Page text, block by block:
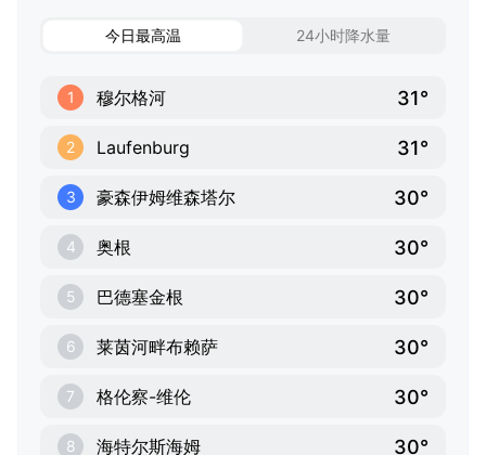
今日最高温 24小时降水量
1 穆尔格河 31°
2 Laufenburg 31°
3 豪森伊姆维森塔尔 30°
4 奥根 30°
5 巴德塞金根 30°
6 莱茵河畔布赖萨 30°
7 格伦察-维伦 30°
8 海特尔斯海姆 30°